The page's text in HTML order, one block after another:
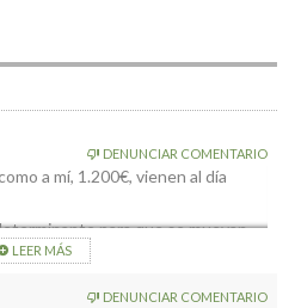
DENUNCIAR COMENTARIO
a mí, 1.200€, vienen al día
para que se muevan,
nadie.
LEER MÁS
DENUNCIAR COMENTARIO